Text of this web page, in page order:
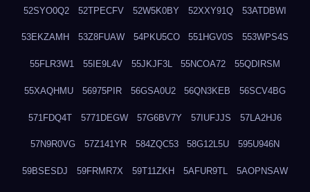
52SYO0Q2 52TPECFV 52W5K0BY 52XXY91Q 53ATDBWI
53EKZAMH 53Z8FUAW 54PKU5CO 551HGV0S 553WPS4S
55FLR3W1 55IE9L4V 55JKJF3L 55NCOA72 55QDIRSM
55XAQHMU 56975PIR 56GSA0U2 56QN3KEB 56SCV4BG
571FDQ4T 5771DEGW 57G6BV7Y 57IUFJJS 57LA2HJ6
57N9R0VG 57Z141YR 584ZQC53 58G12L5U 595U946N
59BSESDJ 59FRMR7X 59T11ZKH 5AFUR9TL 5AOPNSAW